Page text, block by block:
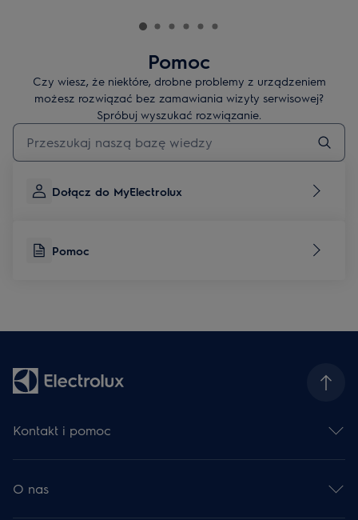
Pomoc
Czy wiesz, że niektóre, drobne problemy z urządzeniem
możesz rozwiązać bez zamawiania wizyty serwisowej?
Spróbuj wyszukać rozwiązanie.
Wpisz, aby wyszukać artykuł dotyczący pomocy
Dołącz do MyElectrolux
Pomoc
Kontakt i pomoc
Zarejestruj produkt
Serwis Electrolux
Centrum pomocy
O nas